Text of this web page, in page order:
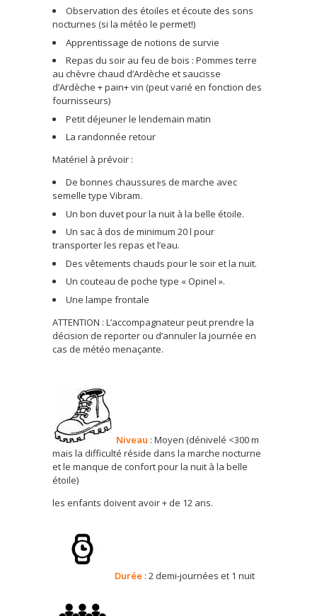
Observation des étoiles et écoute des sons
nocturnes (si la météo le permet!)
Apprentissage de notions de survie
Repas du soir au feu de bois : Pommes terre
au chèvre chaud d’Ardèche et saucisse
d’Ardèche + pain+ vin (peut varié en fonction des
fournisseurs)
Petit déjeuner le lendemain matin
La randonnée retour
Matériel à prévoir :
De bonnes chaussures de marche avec
semelle type Vibram.
Un bon duvet pour la nuit à la belle étoile.
Un sac à dos de minimum 20 l pour
transporter les repas et l’eau.
Des vêtements chauds pour le soir et la nuit.
Un couteau de poche type « Opinel ».
Une lampe frontale
ATTENTION : L’accompagnateur peut prendre la
décision de reporter ou d’annuler la journée en
cas de météo menaçante.
Niveau : Moyen (dénivelé <300 m
mais la difficulté réside dans la marche nocturne
et le manque de confort pour la nuit à la belle
étoile)
les enfants doivent avoir + de 12 ans.
Durée : 2 demi-journées et 1 nuit